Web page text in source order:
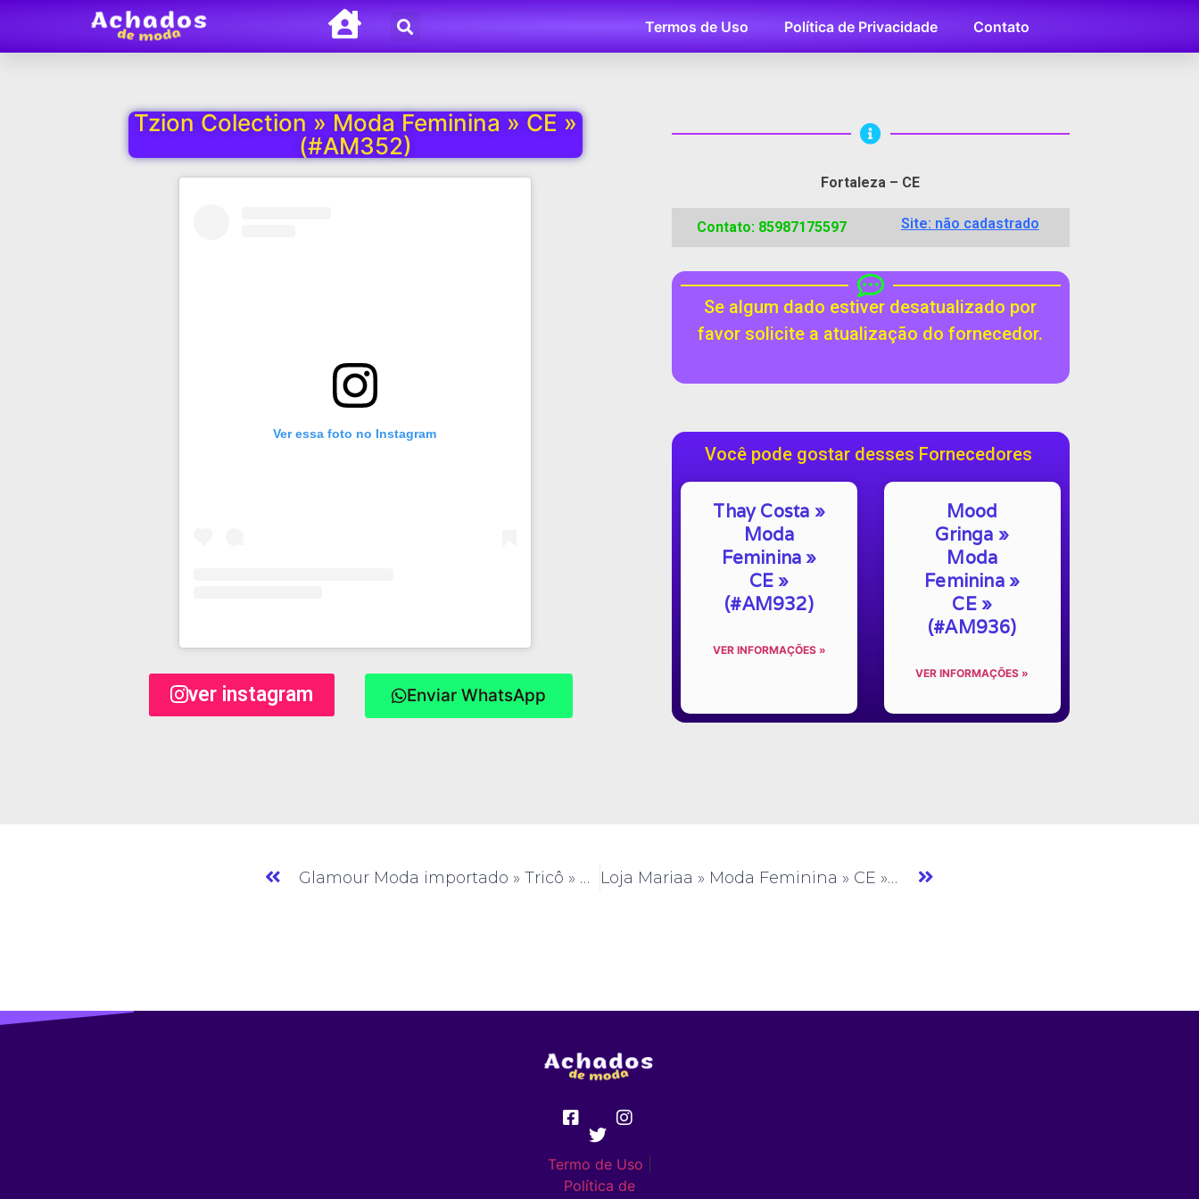
Termos de Uso Política de Privacidade Contato
Tzion Colection » Moda Feminina » CE »
(#AM352)
Ver essa foto no Instagram
ver instagram Enviar WhatsApp
Fortaleza – CE
Contato: 85987175597 Site: não cadastrado
Se algum dado estiver desatualizado por
favor solicite a atualização do fornecedor.
Você pode gostar desses Fornecedores
Thay Costa »
Moda
Feminina »
CE »
(#AM932)
VER INFORMAÇÕES »
Mood
Gringa »
Moda
Feminina »
CE »
(#AM936)
VER INFORMAÇÕES »
Glamour Moda importado » Tricô » CE » (#AM351) Loja Mariaa » Moda Feminina » CE » (#AM353)
Termo de Uso
Política de